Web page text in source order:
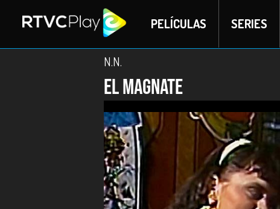
PELÍCULAS SERIES
N.N.
El Magnate